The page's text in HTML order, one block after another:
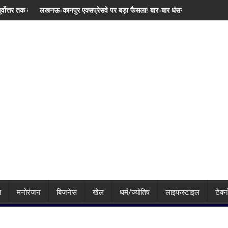
जानिए दिल्ली समेत देशभर का मौसम
एक्सप्रेसवे पर बड़ा फैसला! बार-बार धंसने के बाद NHAI ने रोकी टोल वसूली, निर्माण
'सिर्फ युवा खिलाड़ियों
मनोरंजन बिजनेस खेल धर्म/ज्योतिष लाइफस्टाइल